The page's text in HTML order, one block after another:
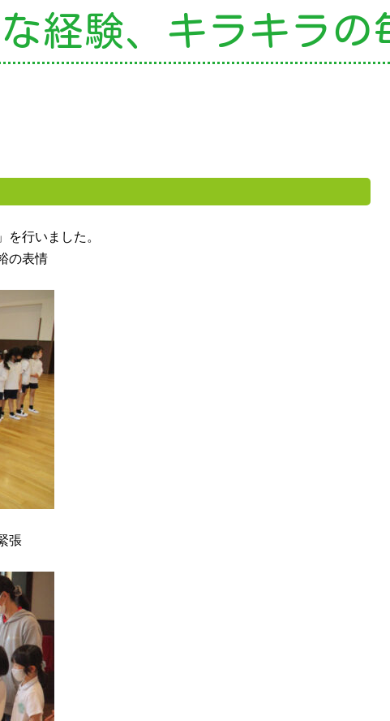
園の特色
・園の特色
未就園児教室
課外授業
経験、 キラキラの
を行いました。
の表情
張